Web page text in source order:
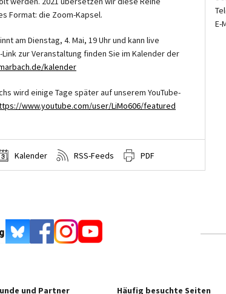
Format: die Zoom-Kapsel.
am Dienstag, 4. Mai, 19 Uhr und kann live
zur Veranstaltung finden Sie im Kalender der
kalender
wird einige Tage später auf unserem YouTube-
www.youtube.com/user/LiMo606/featured
Kalender RSS-Feeds PDF
E-
und Partner Häufig besuchte Seiten